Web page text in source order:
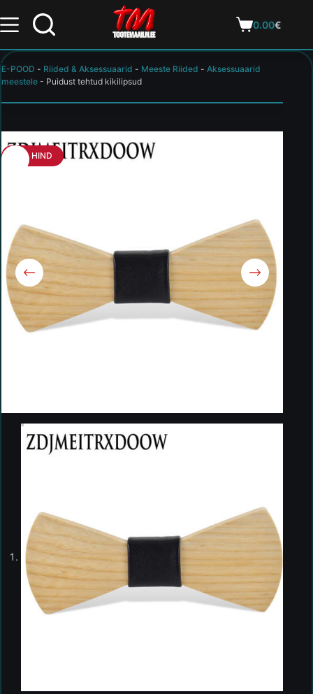
0.00€
E-POOD - Riided & Aksessuaarid - Meeste Riided - Aksessuaarid
meestele - Puidust tehtud kikilipsud
HEA HIND